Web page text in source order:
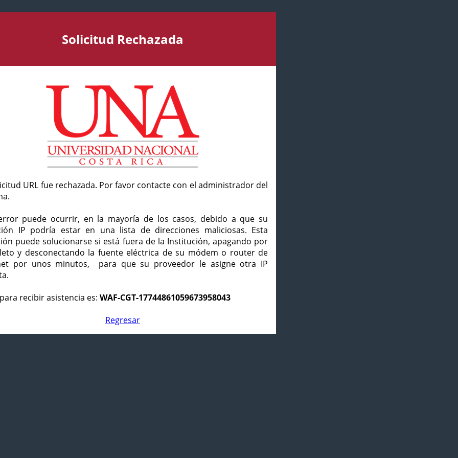
Solicitud Rechazada
URL fue rechazada. Por favor contacte con el administrador del
puede ocurrir, en la mayoría de los casos, debido a que su
IP podría estar en una lista de direcciones maliciosas. Esta
puede solucionarse si está fuera de la Institución, apagando por
y desconectando la fuente eléctrica de su módem o router de
por unos minutos, para que su proveedor le asigne otra IP
recibir asistencia es: WAF-CGT-17744861059673958043
Regresar